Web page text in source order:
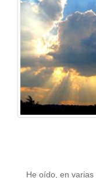
He oído, en